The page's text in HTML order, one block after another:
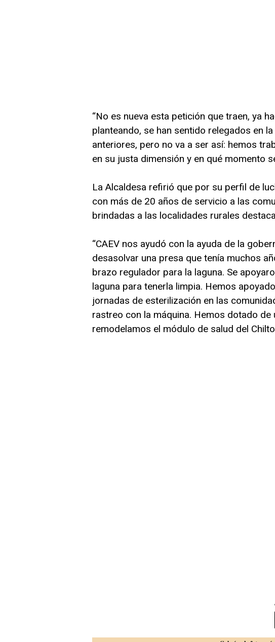
“No es nueva esta petición que traen, ya
planteando, se han sentido relegados en
anteriores, pero no va a ser así: hemos
en su justa dimensión y en qué momento
La Alcaldesa refirió que por su perfil de
con más de 20 años de servicio a las
brindadas a las localidades rurales
“CAEV nos ayudó con la ayuda de la
desasolvar una presa que tenía muchos
brazo regulador para la laguna. Se
laguna para tenerla limpia. Hemos
jornadas de esterilización en las
rastreo con la máquina. Hemos dotado
remodelamos el módulo de salud del